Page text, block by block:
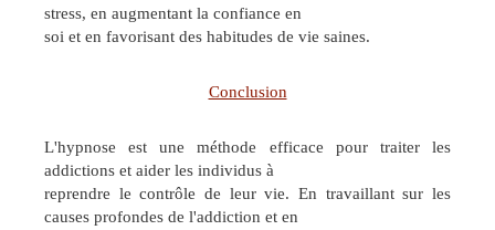
stress, en augmentant la confiance en
soi et en favorisant des habitudes de vie saines.
Conclusion
L'hypnose est une méthode efficace pour traiter les
addictions et aider les individus à
reprendre le contrôle de leur vie. En travaillant sur les
causes profondes de l'addiction et en